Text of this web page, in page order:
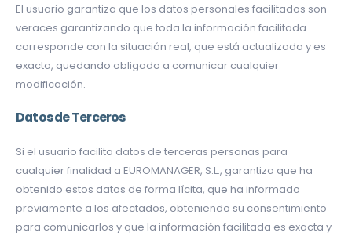
El usuario garantiza que los datos personales facilitados son
veraces garantizando que toda la información facilitada
corresponde con la situación real, que está actualizada y es
exacta, quedando obligado a comunicar cualquier
modificación.
Datos de Terceros
Si el usuario facilita datos de terceras personas para
cualquier finalidad a EUROMANAGER, S.L., garantiza que ha
obtenido estos datos de forma lícita, que ha informado
previamente a los afectados, obteniendo su consentimiento
para comunicarlos y que la información facilitada es exacta y